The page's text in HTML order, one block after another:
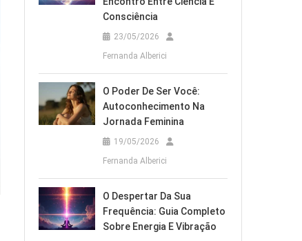
Consciência
23/05/2026
Fernanda Alberici
O Poder De Ser Você:
Autoconhecimento Na
Jornada Feminina
19/05/2026
Fernanda Alberici
O Despertar Da Sua
Frequência: Guia Completo
Sobre Energia E Vibração